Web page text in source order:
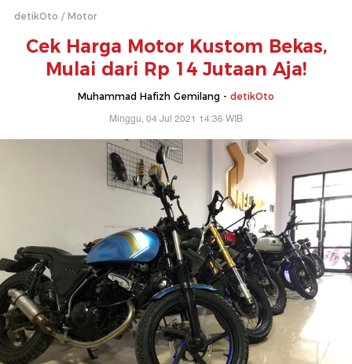
detikOto Motor
Cek Harga Motor Kustom Bekas,
Mulai dari Rp 14 Jutaan Aja!
Muhammad Hafizh Gemilang - detikOto
Minggu, 04 Jul 2021 14:36 WIB